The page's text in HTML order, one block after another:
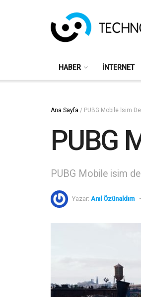
HABER İNTERNET
Ana Sayfa / PUBG Mobile İsim
PUBG
PUBG Mobile isim
Yazar: Anıl Özünaldım